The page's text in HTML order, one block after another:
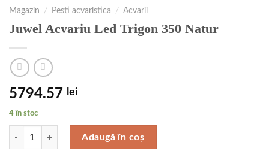
Magazin / Pesti acvaristica / Acvarii
Juwel Acvariu Led Trigon 350 Natur
5794.57 lei
4 în stoc
Cantitate Juwel Acvariu Led Trigon 350 Natur
Adaugă în coș